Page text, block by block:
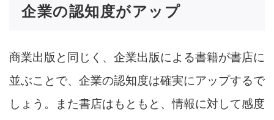
企業の認知度がアップ
商業出版と同じく、企業出版による書籍が書店に
並ぶことで、企業の認知度は確実にアップするで
しょう。また書店はもともと、情報に対して感度